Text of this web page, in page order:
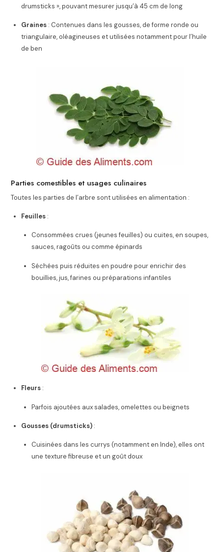
drumsticks », pouvant mesurer jusqu’à 45 cm de long
Graines : Contenues dans les gousses, de forme ronde ou
triangulaire, oléagineuses et utilisées notamment pour l’huile
de ben
Parties comestibles et usages culinaires
Toutes les parties de l’arbre sont utilisées en alimentation :
Feuilles :
Consommées crues (jeunes feuilles) ou cuites, en soupes,
sauces, ragoûts ou comme épinards
Séchées puis réduites en poudre pour enrichir des
bouillies, jus, farines ou préparations infantiles
Fleurs :
Parfois ajoutées aux salades, omelettes ou beignets
Gousses (drumsticks) :
Cuisinées dans les currys (notamment en Inde), elles ont
une texture fibreuse et un goût doux